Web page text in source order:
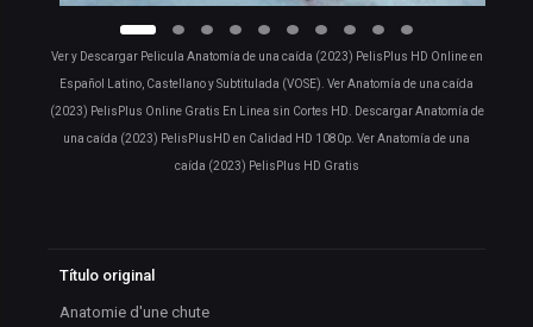
Ver y Descargar Pelicula Anatomía de una caída (2023) PelisPlus HD Online en
Español Latino, Castellano y Subtitulada (VOSE). Ver Anatomía de una caída
(2023) PelisPlus Online Gratis En Linea sin Cortes HD. Descargar Anatomía de
una caída (2023) PelisPlusHD en Calidad HD 1080p. Ver Anatomía de una
caída (2023) PelisPlus HD Gratis
Título original
Anatomie d'une chute